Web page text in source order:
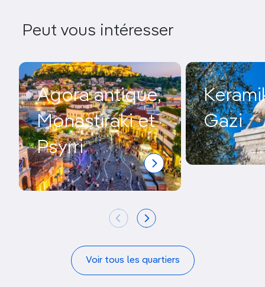
Peut vous intéresser
Agora antique,
Monastiraki et
Psyrri
Gazi
Voir tous les quartiers